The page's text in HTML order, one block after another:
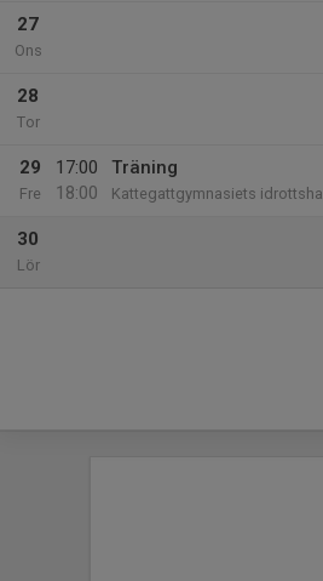
27
Ons
28
Tor
29
Fre
17:00
18:00
Träning
Kattegattgymnasiets idrottshall
30
Lör